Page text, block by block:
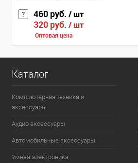
460 руб. / шт
320 руб. / шт
Оптовая цена
Каталог
Компьютерная техника и
аксессуары
Аудио аксессуары
Автомобильные аксессуары
Умная электроника